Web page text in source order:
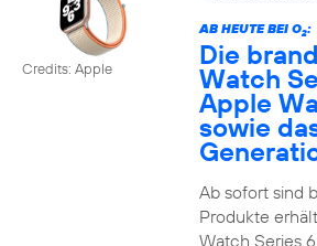
Credits: Apple
AB HEUTE BEI O2:
Die
Watch
Apple
sowie
Ab sofort sind
Produkte
Watch Series